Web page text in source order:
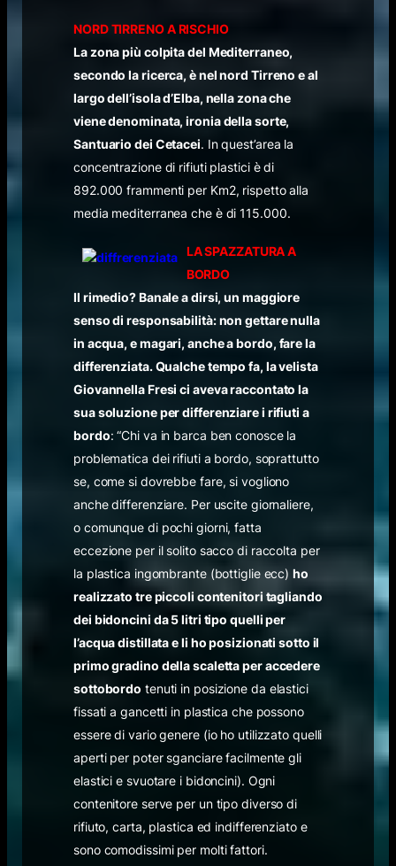
NORD TIRRENO A RISCHIO
La zona più colpita del Mediterraneo,
secondo la ricerca, è nel nord Tirreno e al
largo dell’isola d’Elba, nella zona che
viene denominata, ironia della sorte,
Santuario dei Cetacei. In quest’area la
concentrazione di rifiuti plastici è di
892.000 frammenti per Km2, rispetto alla
media mediterranea che è di 115.000.
LA SPAZZATURA A
BORDO
Il rimedio? Banale a dirsi, un maggiore
senso di responsabilità: non gettare nulla
in acqua, e magari, anche a bordo, fare la
differenziata. Qualche tempo fa, la velista
Giovannella Fresi ci aveva raccontato la
sua soluzione per differenziare i rifiuti a
bordo: “Chi va in barca ben conosce la
problematica dei rifiuti a bordo, soprattutto
se, come si dovrebbe fare, si vogliono
anche differenziare. Per uscite giornaliere,
o comunque di pochi giorni, fatta
eccezione per il solito sacco di raccolta per
la plastica ingombrante (bottiglie ecc)ho
realizzato tre piccoli contenitori tagliando
dei bidoncini da 5 litri tipo quelli per
l’acqua distillata e li ho posizionati sotto il
primo gradino della scaletta per accedere
sottobordo tenuti in posizione da elastici
fissati a gancetti in plastica che possono
essere di vario genere (io ho utilizzato quelli
aperti per poter sganciare facilmente gli
elastici e svuotare i bidoncini). Ogni
contenitore serve per un tipo diverso di
rifiuto, carta, plastica ed indifferenziato e
sono comodissimi per molti fattori.